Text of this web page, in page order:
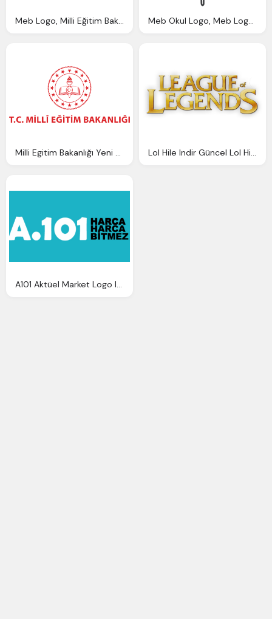
Meb Logo, Milli Eğitim Bakanlığı Vektörel Meb Okul Logo, Meb Logosu Indir
Milli Egitim Bakanlığı Yeni Logo Indir Lol Hile Indir Güncel Lol Hileleri Resim Logo
A101 Aktüel Market Logo Indir